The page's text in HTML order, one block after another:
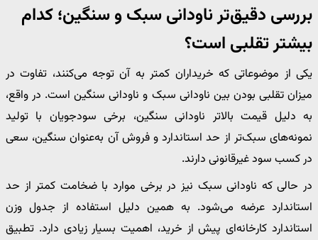
بررسی دقیق‌تر ناودانی سبک و سنگین؛ کدام
بیشتر تقلبی است؟
یکی از موضوعاتی که خریداران کمتر به آن توجه می‌کنند، تفاوت در
میزان تقلبی بودن بین ناودانی سبک و ناودانی سنگین است. در واقع،
به دلیل قیمت بالاتر ناودانی سنگین، برخی سودجویان با تولید
نمونه‌های سبک‌تر از حد استاندارد و فروش آن به‌عنوان سنگین، سعی
در کسب سود غیرقانونی دارند.
در حالی که ناودانی سبک نیز در برخی موارد با ضخامت کمتر از حد
استاندارد عرضه می‌شود. به همین دلیل استفاده از جدول وزن
استاندارد کارخانه‌ای پیش از خرید، اهمیت بسیار زیادی دارد. تطبیق